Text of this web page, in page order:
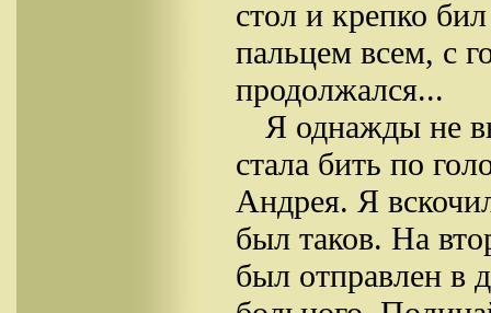
стол и крепко
пальцем всем, с
продолжался...
Я однажды не
стала бить по
Андрея. Я
был таков. На
был отправлен в